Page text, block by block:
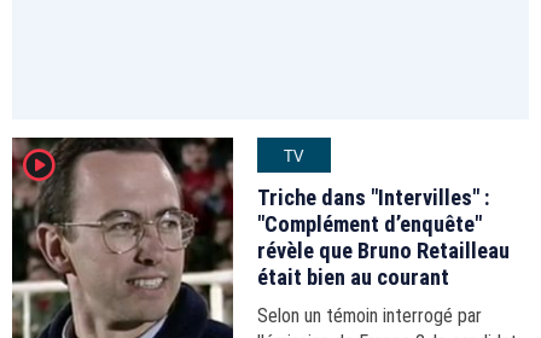
player2 TV
Triche dans "Intervilles" :
"Complément d’enquête"
révèle que Bruno Retailleau
était bien au courant
Selon un témoin interrogé par